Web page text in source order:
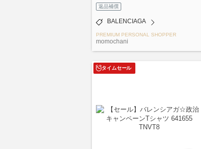
返品補償
BALENCIAGA
PREMIUM PERSONAL SHOPPER
momochani
タイムセール